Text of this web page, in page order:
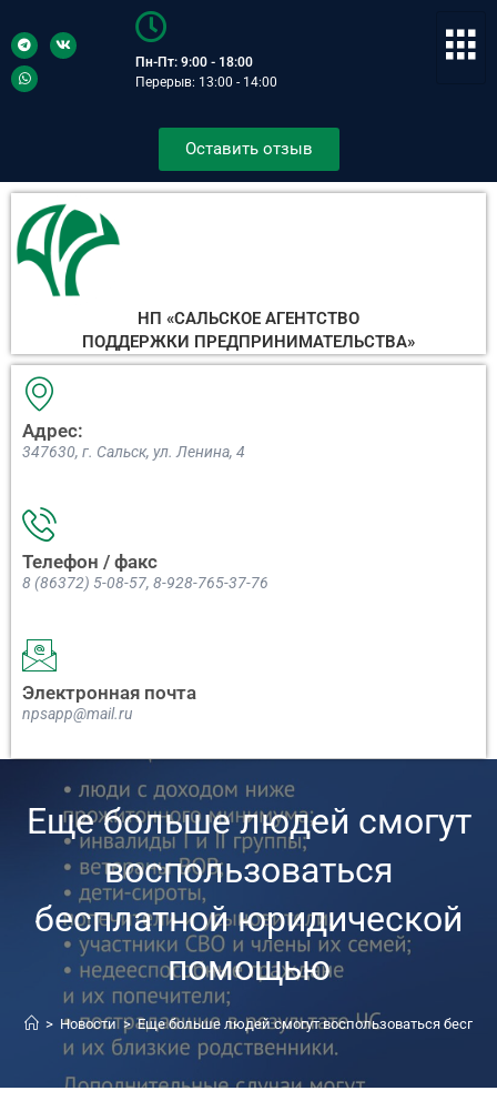
Пн-Пт: 9:00 - 18:00
Перерыв: 13:00 - 14:00
Оставить отзыв
НП «САЛЬСКОЕ АГЕНТСТВО
ПОДДЕРЖКИ ПРЕДПРИНИМАТЕЛЬСТВА»
Адрес:
347630, г. Сальск, ул. Ленина, 4​
Телефон / факс
8 (86372) 5-08-57, 8-928-765-37-76
Электронная почта
npsapp@mail.ru
Еще больше людей смогут
воспользоваться
бесплатной юридической
помощью
> Новости > Еще больше людей смогут воспользоваться